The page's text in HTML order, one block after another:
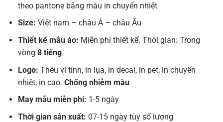
theo pantone bảng màu in chuyển nhiệt
Size: Việt nam – châu Á – châu Âu
Thiết kế mẫu áo: Miễn phí thiết kế. Thời gian: Trong
vòng 8 tiếng.
Logo: Thêu vi tính, in lụa, in decal, in pet, in chuyển
nhiệt, in cao. Chống nhiễm màu
May mẫu miễn phí: 1-5 ngày
Thời gian sản xuất: 07-15 ngày tùy số lượng